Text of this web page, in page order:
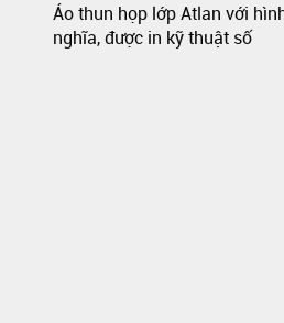
Áo thun họp lớp Atlan với
nghĩa, được in kỹ thuật số